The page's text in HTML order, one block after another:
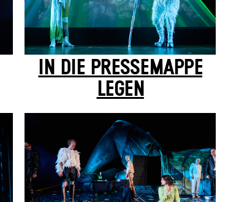
IN DIE PRESSEMAPPE
LEGEN